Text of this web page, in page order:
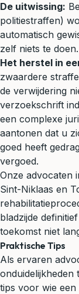
De uitwissing:
politiestraffen)
automatisch
zelf niets te doen.
Het herstel in
zwaardere
de verwijdering
verzoekschrift
een complexe
aantonen dat u
goed heeft
vergoed.
Onze advocaten
Sint-Niklaas en
bladzijde
toekomst niet
Praktische Tips
Als ervaren
onduidelijkheden
tips voor wie een